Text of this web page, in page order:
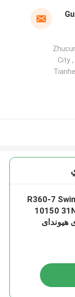
City
R360-7
10150
هیوندای